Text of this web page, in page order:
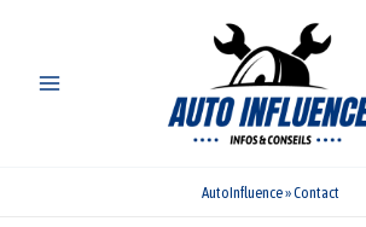
AutoInfluence»Contact